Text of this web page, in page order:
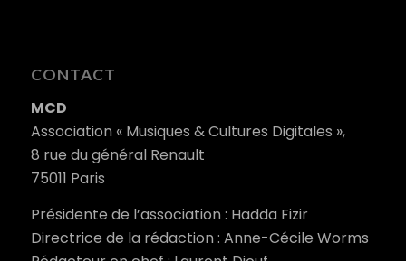
CONTACT
MCD
Association « Musiques & Cultures Digitales »,
8 rue du général Renault
75011 Paris
Présidente de l’association : Hadda Fizir
Directrice de la rédaction : Anne-Cécile Worms